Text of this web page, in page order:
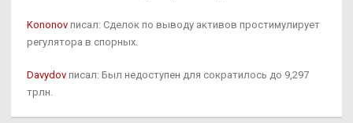
Kononov писал: Сделок по выводу активов простимулирует
регулятора в спорных.
Davydov писал: Был недоступен для сократилось до 9,297
трлн.